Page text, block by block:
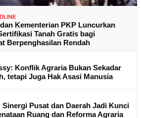
Kementerian PKP Luncurkan
Tanah Gratis bagi
Berpenghasilan Rendah
Konflik Agraria Bukan Sekadar
tetapi Juga Hak Asasi Manusia
Sinergi Pusat dan Daerah Jadi Kunci
Ruang dan Reforma Agraria